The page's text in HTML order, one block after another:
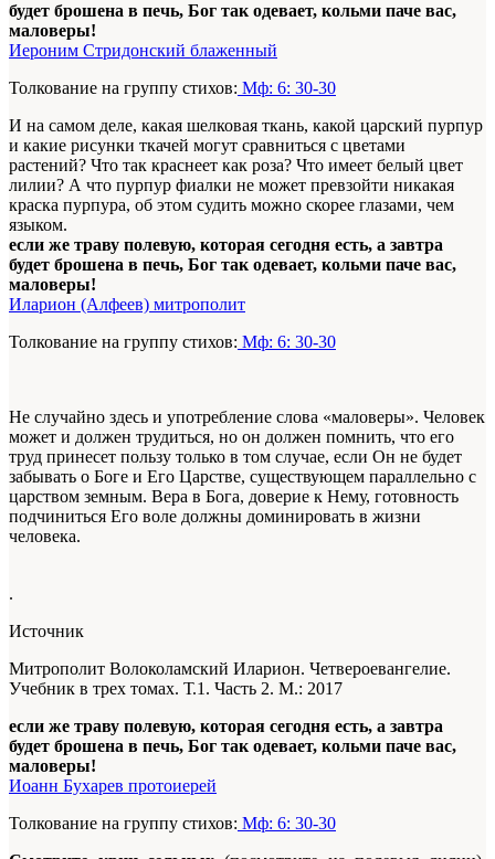
будет брошена в печь, Бог так одевает, кольми паче вас,
маловеры!
Иероним Стридонский блаженный
Толкование на группу стихов: Мф: 6: 30-30
И на самом деле, какая шелковая ткань, какой царский пурпур
и какие рисунки ткачей могут сравниться с цветами
растений? Что так краснеет как роза? Что имеет белый цвет
лилии? А что пурпур фиалки не может превзойти никакая
краска пурпура, об этом судить можно скорее глазами, чем
языком.
если же траву полевую, которая сегодня есть, а завтра
будет брошена в печь, Бог так одевает, кольми паче вас,
маловеры!
Иларион (Алфеев) митрополит
Толкование на группу стихов: Мф: 6: 30-30
Не случайно здесь и употребление слова «маловеры». Человек
может и должен трудиться, но он должен помнить, что его
труд принесет пользу только в том случае, если Он не будет
забывать о Боге и Его Царстве, существующем параллельно с
царством земным. Вера в Бога, доверие к Нему, готовность
подчиниться Его воле должны доминировать в жизни
человека.
.
Источник
Митрополит Волоколамский Иларион. Четвероевангелие.
Учебник в трех томах. Т.1. Часть 2. М.: 2017
если же траву полевую, которая сегодня есть, а завтра
будет брошена в печь, Бог так одевает, кольми паче вас,
маловеры!
Иоанн Бухарев протоиерей
Толкование на группу стихов: Мф: 6: 30-30